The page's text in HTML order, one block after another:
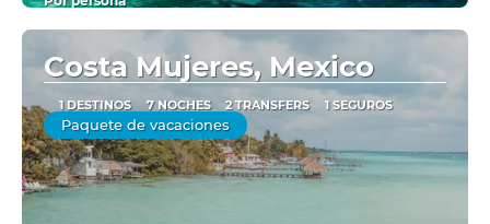
Ver
Costa Mujeres, Mexico
1 DESTINOS 7 NOCHES 2 TRANSFERS 1 SEGUROS
Paquete de vacaciones